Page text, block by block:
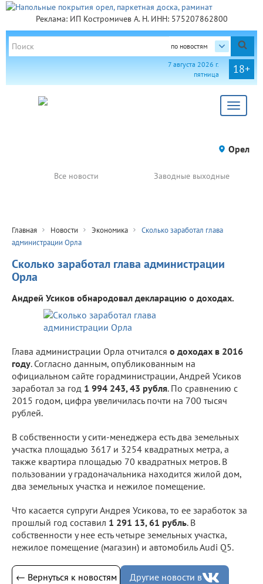
Реклама: ИП Костромичев А. Н. ИНН: 575207862800
по новостям
18+
7 августа 2026 г.
пятница
Toggle
Орел
Все новости Заводные выходные
Главная Новости Экономика
Сколько заработал глава
администрации Орла
Сколько заработал глава администрации
Орла
Андрей Усиков обнародовал декларацию о доходах.
Глава администрации Орла отчитался о доходах в 2016
году. Согласно данным, опубликованным на
официальном сайте горадминистрации, Андрей Усиков
заработал за год 1 994 243, 43 рубля. По сравнению с
2015 годом, цифра увеличилась почти на 700 тысяч
рублей.
В собственности у сити-менеджера есть два земельных
участка площадью 3617 и 3254 квадратных метра, а
также квартира площадью 70 квадратных метров. В
пользовании у градоначальника находится жилой дом,
два земельных участка и нежилое помещение.
Что касается супруги Андрея Усикова, то ее заработок за
прошлый год составил 1 291 13, 61 рубль. В
собственности у нее есть четыре земельных участка,
нежилое помещение (магазин) и автомобиль Audi Q5.
← Вернуться к новостям Другие новости в